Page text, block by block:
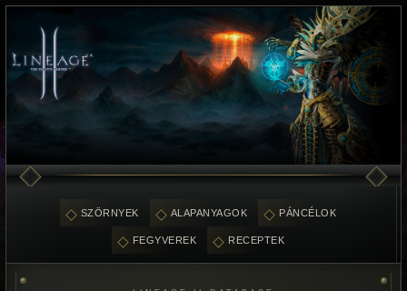
SZÖRNYEK ALAPANYAGOK PÁNCÉLOK
FEGYVEREK RECEPTEK